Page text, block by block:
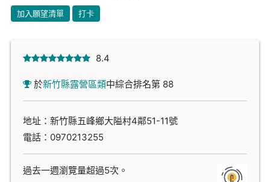
加入願望清單 打卡
8.4
於新竹縣露營區類中綜合排名第 88
地址：新竹縣五峰鄉大隘村4鄰51-11號
電話： 0970213255
過去一週瀏覽量超過5次。